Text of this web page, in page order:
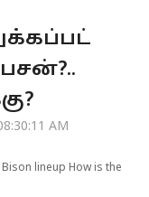
AM
lineup How is the